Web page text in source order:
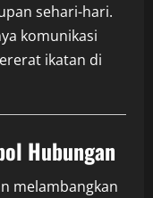
sehari-hari.
komunikasi
ikatan di
Hubungan
melambangkan